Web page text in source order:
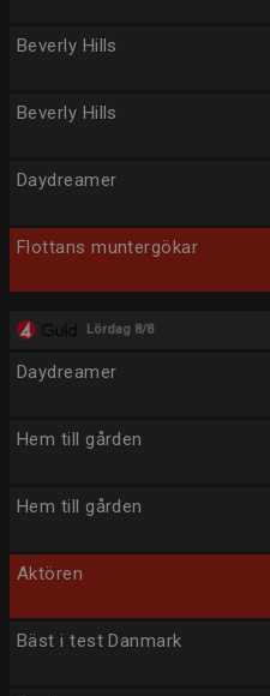
Beverly Hills
Beverly Hills
Daydreamer
Flottans muntergökar
Lördag 8/8
Daydreamer
Hem till gården
Hem till gården
Aktören
Bäst i test Danmark